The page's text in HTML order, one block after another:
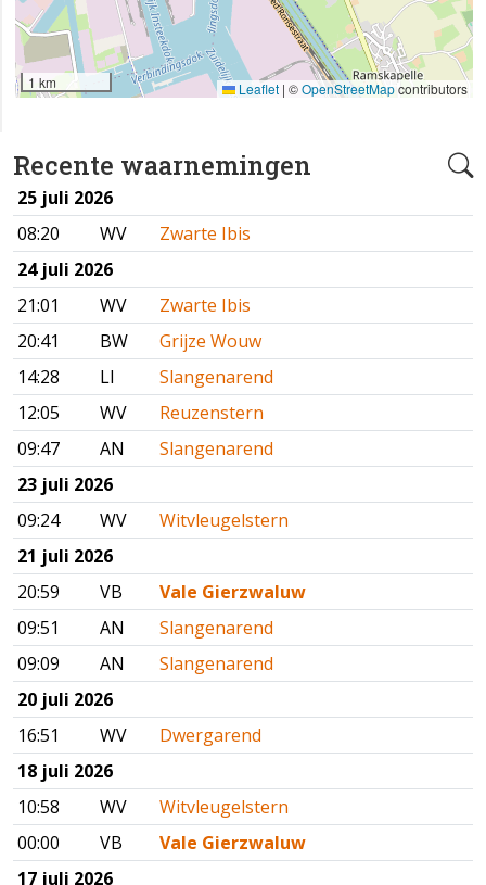
Recente waarnemingen
25 juli 2026
08:20
WV
Zwarte Ibis
24 juli 2026
21:01
WV
Zwarte Ibis
20:41
BW
Grijze Wouw
14:28
LI
Slangenarend
12:05
WV
Reuzenstern
09:47
AN
Slangenarend
23 juli 2026
09:24
WV
Witvleugelstern
21 juli 2026
20:59
VB
Vale Gierzwaluw
09:51
AN
Slangenarend
09:09
AN
Slangenarend
20 juli 2026
16:51
WV
Dwergarend
18 juli 2026
10:58
WV
Witvleugelstern
00:00
VB
Vale Gierzwaluw
17 juli 2026
1 km Leaflet | ©OpenStreetMapcontributors